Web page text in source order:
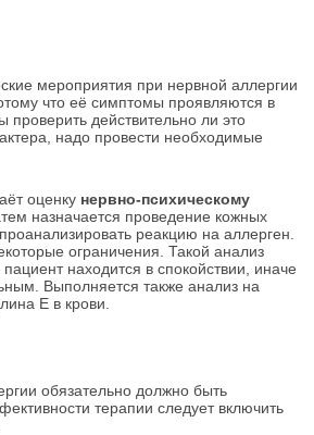
мероприятия при нервной аллергии
что её симптомы проявляются в
проверить действительно ли это
надо провести необходимые
оценку нервно-психическому
назначается проведение кожных
реакцию на аллерген.
ограничения. Такой анализ
находится в спокойствии, иначе
Выполняется также анализ на
E в крови.
обязательно должно быть
терапии следует включить